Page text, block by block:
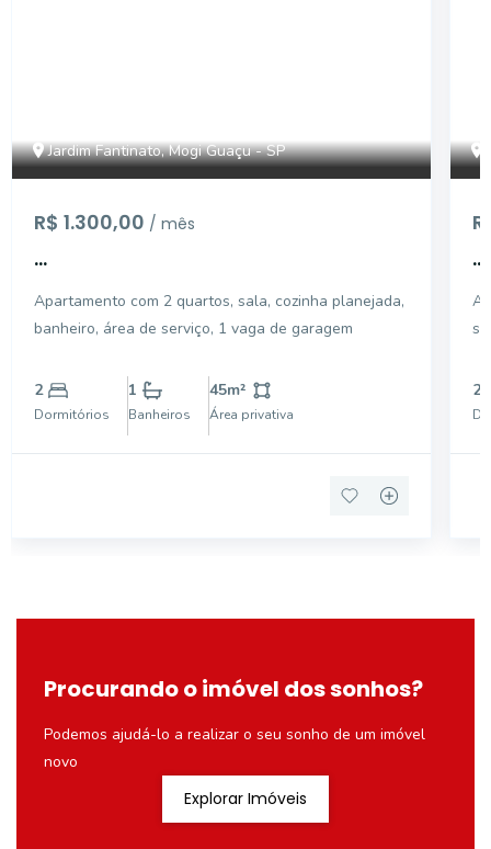
Jardim Fantinato, Mogi Guaçu - SP
R$ 1.300,00 / mês
...
Apartamento com 2 quartos, sala, cozinha planejada,
banheiro, área de serviço, 1 vaga de garagem
2
Dormitórios
1
Banheiros
45m²
Área privativa
...
2
Procurando o imóvel dos sonhos?
Podemos ajudá-lo a realizar o seu sonho de um imóvel
novo
Explorar Imóveis